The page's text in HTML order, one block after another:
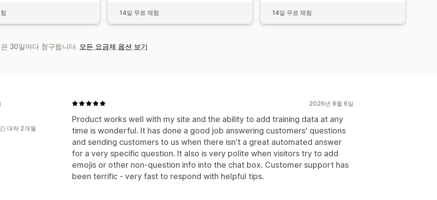
14일 무료 체험 14일 무료 체험
30일마다 청구됩니다. 모든 요금제 옵션 보기
2026년 8월 6일
Product works well with my site and the ability to add training data at any
time is wonderful. It has done a good job answering customers' questions
and sending customers to us when there isn't a great automated answer
for a very specific question. It also is very polite when visitors try to add
emojis or other non-question info into the chat box. Customer support has
been terrific - very fast to respond with helpful tips.
대략 2개월